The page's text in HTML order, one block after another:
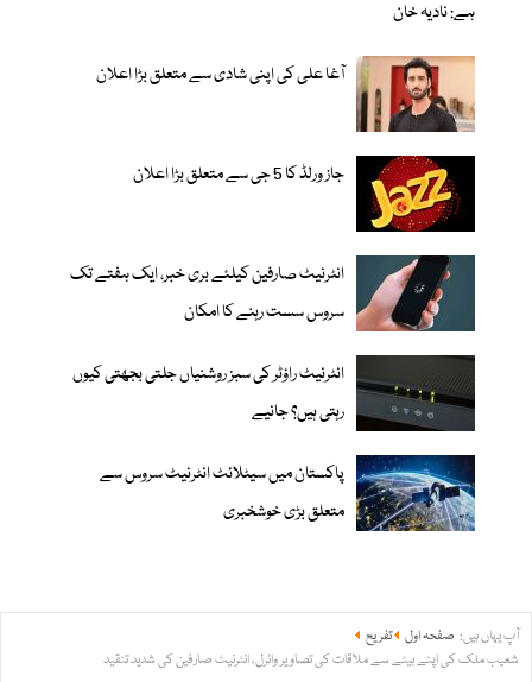
ہے: نادیہ خان
آغا علی کی اپنی شادی سے متعلق بڑا اعلان
جاز ورلڈ کا 5 جی سے متعلق بڑا اعلان
انٹرنیٹ صارفین کیلئے بری خبر، ایک ہفتے تک
سروس سست رہنے کا امکان
انٹرنیٹ راؤٹر کی سبز روشنیاں جلتی بجھتی کیوں
رہتی ہیں؟ جانیے
پاکستان میں سیٹلائٹ انٹرنیٹ سروس سے
متعلق بڑی خوشخبری
آپ یہاں ہیں: صفحہ اول
تفریح
شعیب ملک کی اپنے بیٹے سے ملاقات کی تصاویر وائرل، انٹرنیٹ صارفین کی شدید تنقید